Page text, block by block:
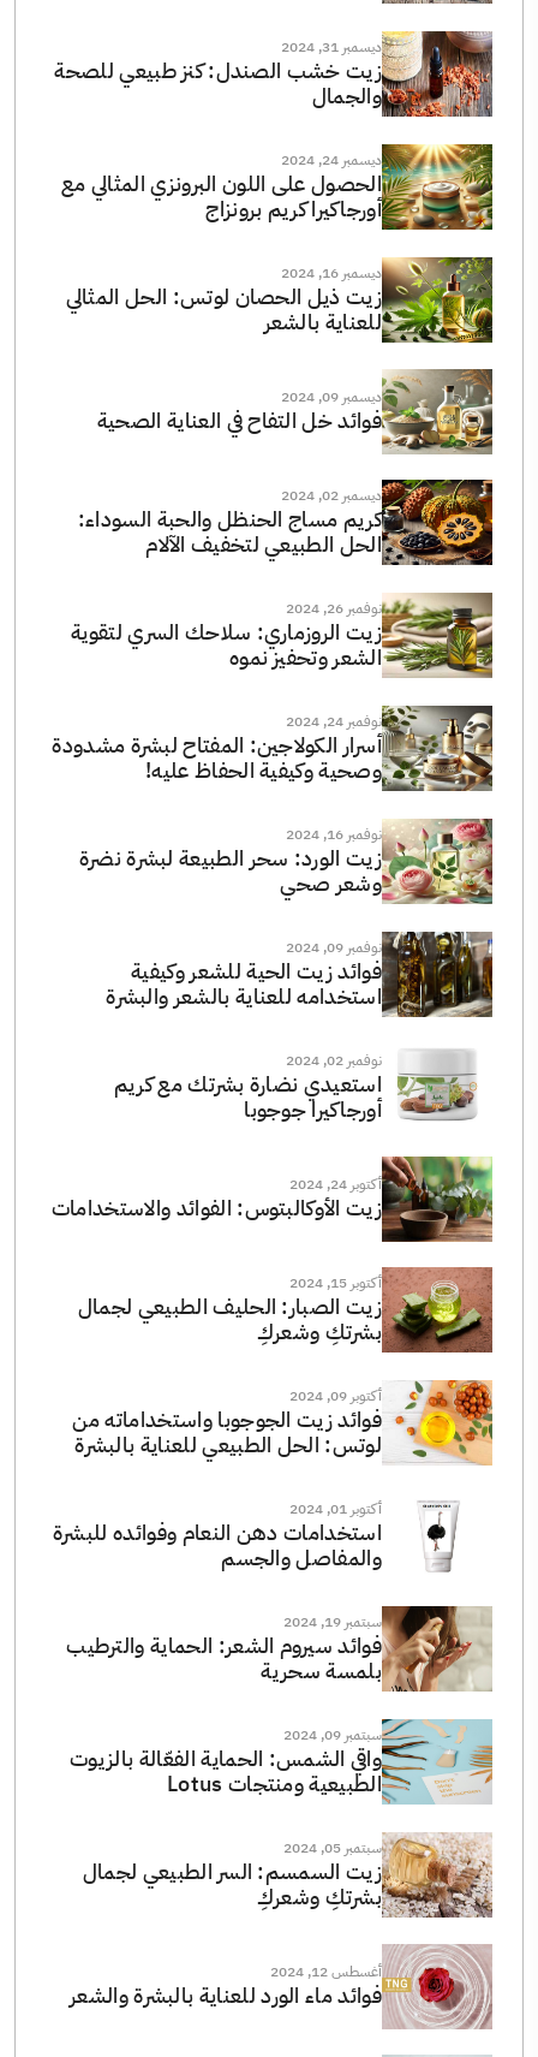
ديسمبر 31, 2024
زيت خشب الصندل: كنز طبيعي للصحة
والجمال
ديسمبر 24, 2024
الحصول على اللون البرونزي المثالي مع
أورجاكيرا كريم برونزاج
ديسمبر 16, 2024
زيت ذيل الحصان لوتس: الحل المثالي
للعناية بالشعر
ديسمبر 09, 2024
فوائد خل التفاح في العناية الصحية
ديسمبر 02, 2024
كريم مساج الحنظل والحبة السوداء:
الحل الطبيعي لتخفيف الآلام
نوفمبر 26, 2024
زيت الروزماري: سلاحك السري لتقوية
الشعر وتحفيز نموه
نوفمبر 24, 2024
أسرار الكولاجين: المفتاح لبشرة مشدودة
وصحية وكيفية الحفاظ عليه!
نوفمبر 16, 2024
زيت الورد: سحر الطبيعة لبشرة نضرة
وشعر صحي
نوفمبر 09, 2024
فوائد زيت الحية للشعر وكيفية
استخدامه للعناية بالشعر والبشرة
نوفمبر 02, 2024
استعيدي نضارة بشرتك مع كريم
أورجاكيرا جوجوبا
أكتوبر 24, 2024
زيت الأوكالبتوس: الفوائد والاستخدامات
أكتوبر 15, 2024
زيت الصبار: الحليف الطبيعي لجمال
بشرتكِ وشعركِ
أكتوبر 09, 2024
فوائد زيت الجوجوبا واستخداماته من
لوتس: الحل الطبيعي للعناية بالبشرة
أكتوبر 01, 2024
استخدامات دهن النعام وفوائده للبشرة
والمفاصل والجسم
سبتمبر 19, 2024
فوائد سيروم الشعر: الحماية والترطيب
بلمسة سحرية
سبتمبر 09, 2024
واقي الشمس: الحماية الفعّالة بالزيوت
الطبيعية ومنتجات Lotus
سبتمبر 05, 2024
زيت السمسم: السر الطبيعي لجمال
بشرتكِ وشعركِ
أغسطس 12, 2024
فوائد ماء الورد للعناية بالبشرة والشعر